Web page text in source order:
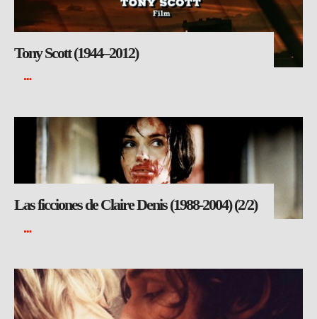
Tony Scott (1944–2012)
Las ficciones de Claire Denis (1988-2004) (2/2)